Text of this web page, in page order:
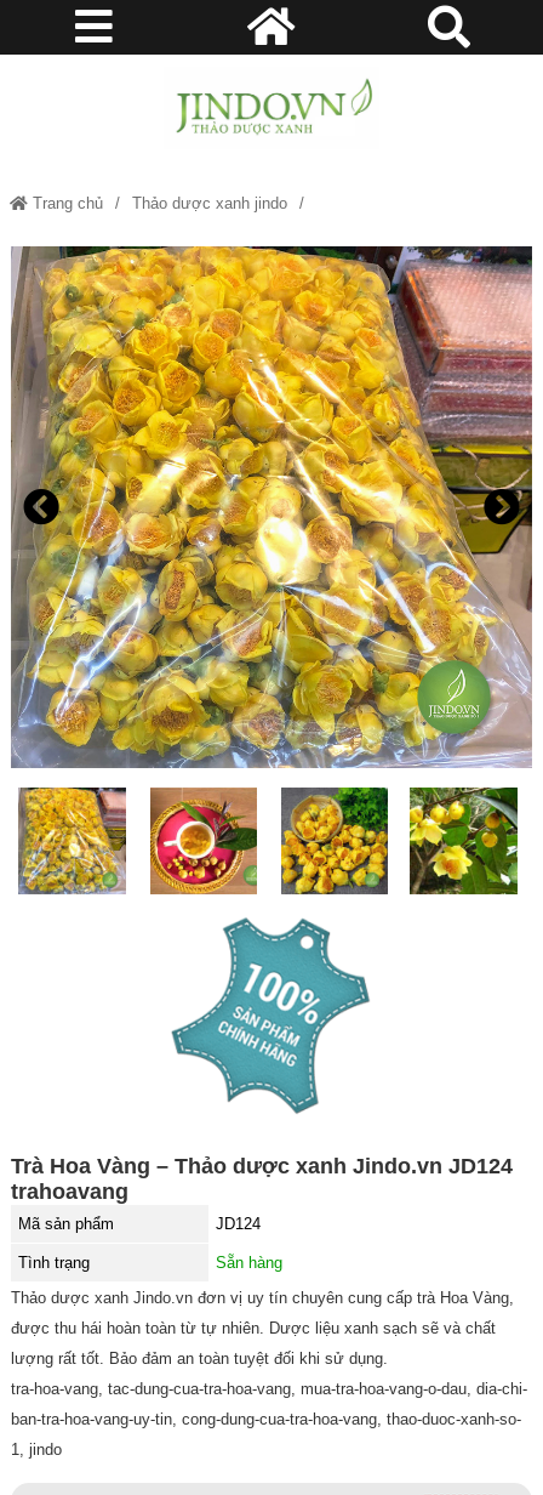
Trang chủ Thảo dược xanh jindo
Trà Hoa Vàng – Thảo dược xanh Jindo.vn JD124 trahoavang
Trà Hoa Vàng – Thảo dược xanh Jindo.vn JD124
trahoavang
Mã sản phẩm JD124
Tình trạng
Sẵn hàng
Thảo dược xanh Jindo.vn đơn vị uy tín chuyên cung cấp trà Hoa Vàng,
được thu hái hoàn toàn từ tự nhiên. Dược liệu xanh sạch sẽ và chất
lượng rất tốt. Bảo đảm an toàn tuyệt đối khi sử dụng.
tra-hoa-vang, tac-dung-cua-tra-hoa-vang, mua-tra-hoa-vang-o-dau, dia-chi-
ban-tra-hoa-vang-uy-tin, cong-dung-cua-tra-hoa-vang, thao-duoc-xanh-so-
1, jindo